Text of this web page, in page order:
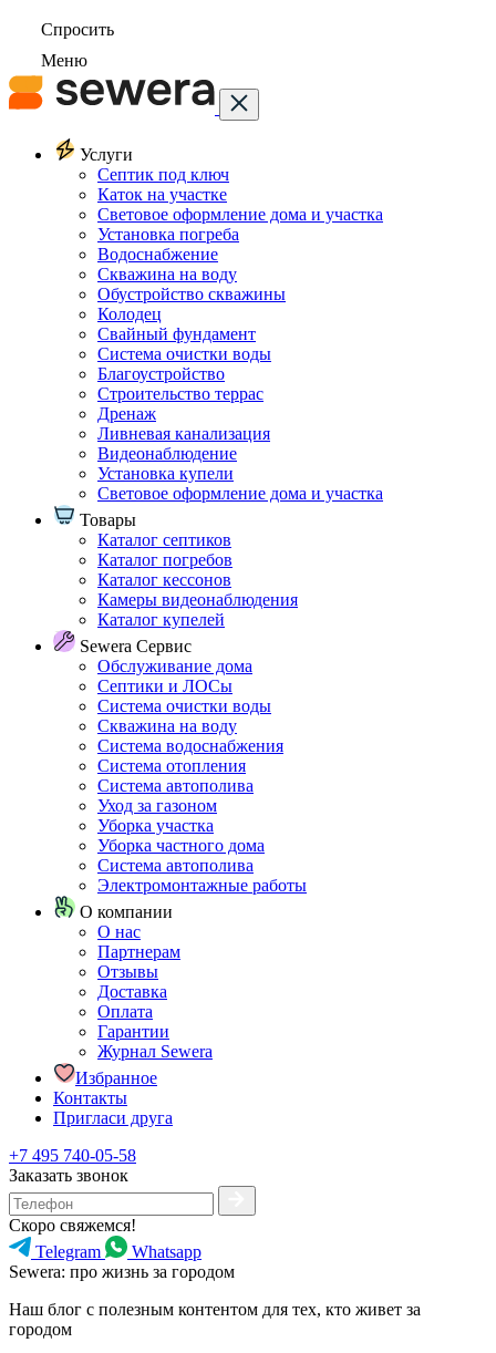
Спросить
Меню
Услуги
Септик под ключ
Каток на участке
Световое оформление дома и участка
Установка погреба
Водоснабжение
Скважина на воду
Обустройство скважины
Колодец
Свайный фундамент
Система очистки воды
Благоустройство
Строительство террас
Дренаж
Ливневая канализация
Видеонаблюдение
Установка купели
Световое оформление дома и участка
Товары
Каталог септиков
Каталог погребов
Каталог кессонов
Камеры видеонаблюдения
Каталог купелей
Sewera Сервис
Обслуживание дома
Септики и ЛОСы
Система очистки воды
Скважина на воду
Система водоснабжения
Система отопления
Система автополива
Уход за газоном
Уборка участка
Уборка частного дома
Система автополива
Электромонтажные работы
О компании
О нас
Партнерам
Отзывы
Доставка
Оплата
Гарантии
Журнал Sewera
Избранное
Контакты
Пригласи друга
+7 495 740-05-58
Заказать звонок
Скоро свяжемся!
Telegram
Whatsapp
Sewera: про жизнь за городом
Наш блог c полезным контентом для тех, кто живет за
городом